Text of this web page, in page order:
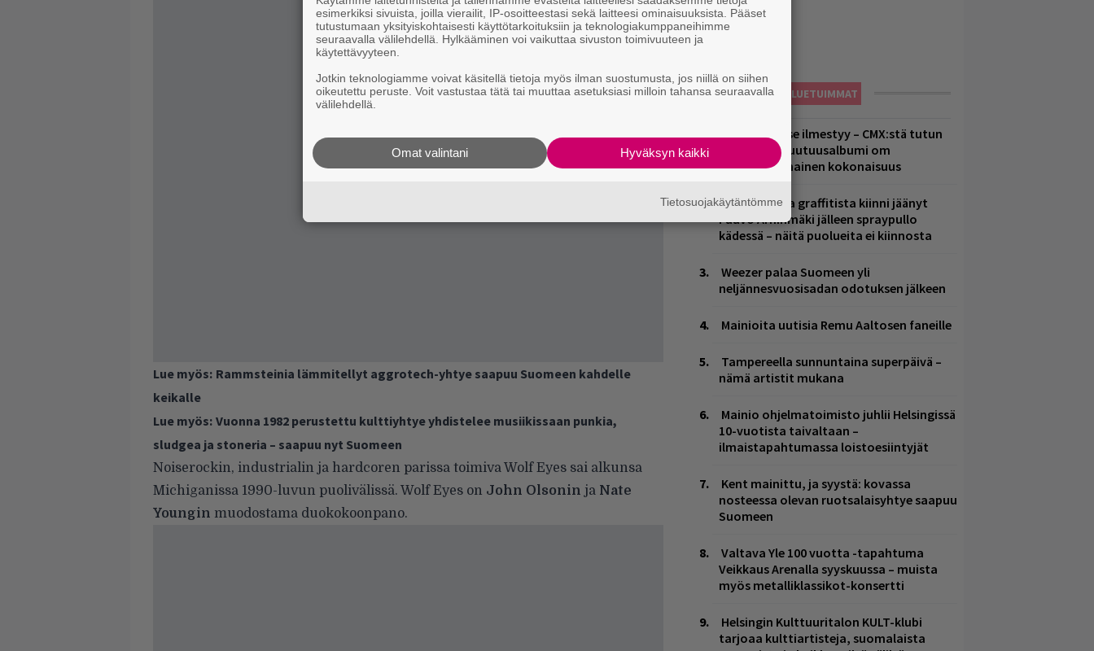
Lue myös: Rammsteinia lämmitellyt aggrotech-yhtye saapuu Suomeen kahdelle
keikalle
Lue myös: Vuonna 1982 perustettu kulttiyhtye yhdistelee musiikissaan punkia,
sludgea ja stoneria – saapuu nyt Suomeen
Noiserockin, industrialin ja hardcoren parissa toimiva Wolf Eyes sai alkunsa
Michiganissa 1990-luvun puolivälissä. Wolf Eyes on John Olsonin ja Nate
Youngin muodostama duokokoonpano.
LUETUIMMAT
Huomenna se ilmestyy – CMX:stä tutun
A.W. Yrjänän uutuusalbumi om
mammuttimainen kokonaisuus
Laittomasta graffitista kiinni jäänyt
Paavo Arhinmäki jälleen spraypullo
kädessä – näitä puolueita ei kiinnosta
Weezer palaa Suomeen yli
neljännesvuosisadan odotuksen jälkeen
Mainioita uutisia Remu Aaltosen faneille
Tampereella sunnuntaina superpäivä –
nämä artistit mukana
Mainio ohjelmatoimisto juhlii Helsingissä
10-vuotista taivaltaan –
ilmaistapahtumassa loistoesiintyjät
Kent mainittu, ja syystä: kovassa
nosteessa olevan ruotsalaisyhtye saapuu
Suomeen
Valtava Yle 100 vuotta -tapahtuma
Veikkaus Arenalla syyskuussa – muista
myös metalliklassikot-konsertti
Helsingin Kulttuuritalon KULT-klubi
tarjoaa kulttiartisteja, suomalaista
esimerkiksi sivuista, joilla vierailit, IP-osoitteestasi sekä laitteesi ominaisuuksista. Pääset
tutustumaan yksityiskohtaisesti käyttötarkoituksiin ja teknologiakumppaneihimme
seuraavalla välilehdellä. Hylkääminen voi vaikuttaa sivuston toimivuuteen ja
käytettävyyteen.
Jotkin teknologiamme voivat käsitellä tietoja myös ilman suostumusta, jos niillä on siihen
oikeutettu peruste. Voit vastustaa tätä tai muuttaa asetuksiasi milloin tahansa seuraavalla
välilehdellä.
Hyväksyn kaikki
Omat valintani
Tietosuojakäytäntömme